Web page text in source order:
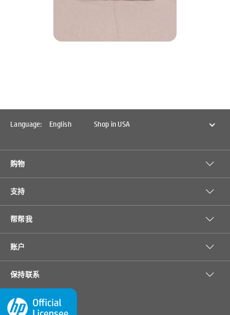
Language: English Shop in USA
购物
支持
帮帮我
账户
保持联系